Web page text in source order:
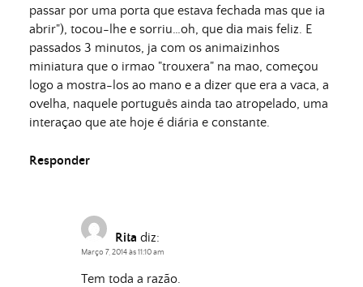
passar por uma porta que estava fechada mas que ia
abrir"), tocou-lhe e sorriu…oh, que dia mais feliz. E
passados 3 minutos, ja com os animaizinhos
miniatura que o irmao "trouxera" na mao, começou
logo a mostra-los ao mano e a dizer que era a vaca, a
ovelha, naquele português ainda tao atropelado, uma
interaçao que ate hoje é diária e constante.
Responder
Rita diz:
Março 7, 2014 às 11:10 am
Tem toda a razão.